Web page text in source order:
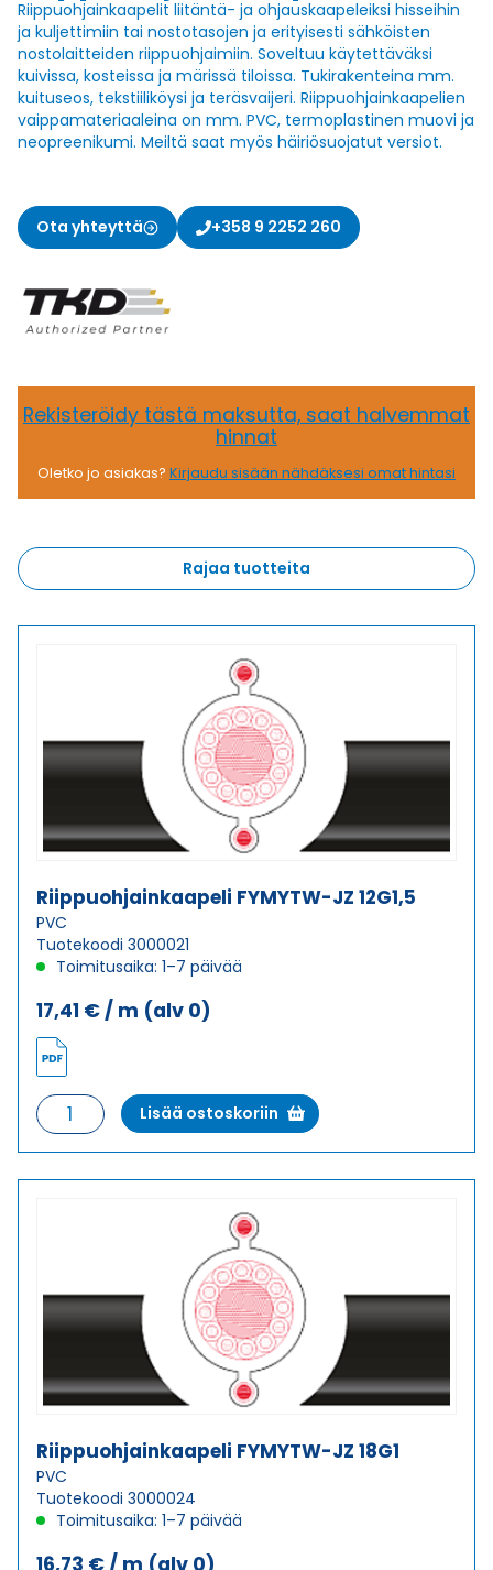
Riippuohjainkaapelit liitäntä- ja ohjauskaapeleiksi hisseihin
ja kuljettimiin tai nostotasojen ja erityisesti sähköisten
nostolaitteiden riippuohjaimiin. Soveltuu käytettäväksi
kuivissa, kosteissa ja märissä tiloissa. Tukirakenteina mm.
kuituseos, tekstiiliköysi ja teräsvaijeri. Riippuohjainkaapelien
vaippamateriaaleina on mm. PVC, termoplastinen muovi ja
neopreenikumi. Meiltä saat myös häiriösuojatut versiot.
Ota yhteyttä +358 9 2252 260
Rekisteröidy tästä maksutta, saat halvemmat
hinnat
Oletko jo asiakas? Kirjaudu sisään nähdäksesi omat hintasi
Rajaa tuotteita
Riippuohjainkaapeli FYMYTW-JZ 12G1,5
PVC
Tuotekoodi 3000021
Toimitusaika: 1–7 päivää
17,41 € / m (alv 0)
Riippuohjainkaapeli
FYMYTW-
JZ
Lisää ostoskoriin
Riippuohjainkaapeli FYMYTW-JZ 18G1
PVC
Tuotekoodi 3000024
Toimitusaika: 1–7 päivää
16,73 € / m (alv 0)